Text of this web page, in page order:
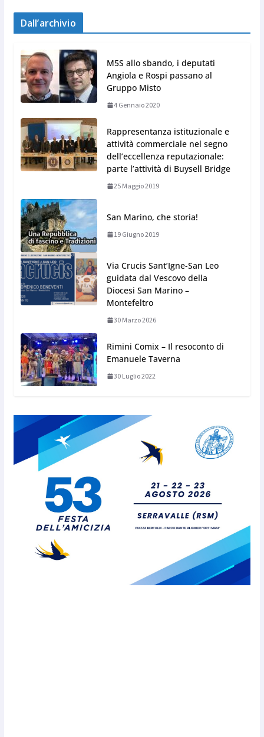
Dall’archivio
M5S allo sbando, i deputati
Angiola e Rospi passano al
Gruppo Misto
4 Gennaio 2020
Rappresentanza istituzionale e
attività commerciale nel segno
dell’eccellenza reputazionale:
parte l’attività di Buysell Bridge
25 Maggio 2019
San Marino, che storia!
19 Giugno 2019
Via Crucis Sant’Igne-San Leo
guidata dal Vescovo della
Diocesi San Marino –
Montefeltro
30 Marzo 2026
Rimini Comix – Il resoconto di
Emanuele Taverna
30 Luglio 2022